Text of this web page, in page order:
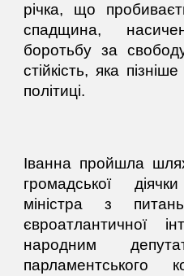
річка, що
спадщина,
боротьбу за
стійкість, яка
політиці.
Іванна пройшла
громадської
міністра з
євроатлантичної
народним
парламентського